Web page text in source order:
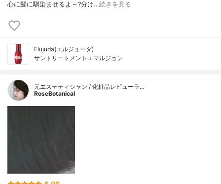
心に髪に馴染ませるよ～?分け…続きを見る
Elujuda(エルジューダ)
サントリートメントエマルジョン
元エステティシャン / 化粧品レビューラ…
RoseBotanical